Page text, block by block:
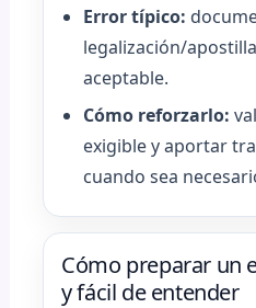
Error típico:
legalización/
aceptable.
Cómo reforzarlo:
exigible y aportar
cuando sea
Cómo preparar un
y fácil de entender